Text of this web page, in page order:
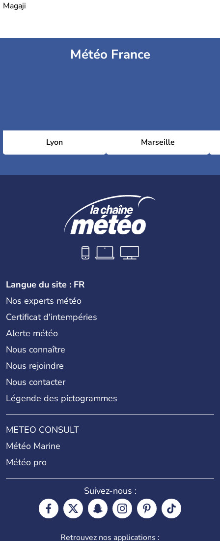
Magaji
Météo France
Lyon Marseille
Langue du site : FR
Nos experts météo
Certificat d'intempéries
Alerte météo
Nous connaître
Nous rejoindre
Nous contacter
Légende des pictogrammes
METEO CONSULT
Météo Marine
Météo pro
Suivez-nous :
Retrouvez nos applications :